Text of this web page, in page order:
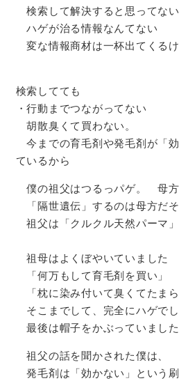
検索して解決すると思ってない
ハゲが治る情報なんてない
変な情報商材は一杯出てくるけ
検索してても
・行動までつながってない
胡散臭くて買わない。
今までの育毛剤や発毛剤が「
ているから
僕の祖父はつるっパゲ。 母方
「隔世遺伝」するのは母方だ
祖父は「クルクル天然パーマ」
祖母はよくぼやいていました
「何万もして育毛剤を買い」
「枕に染み付いて臭くてたま
そこまでして、完全にハゲでし
最後は帽子をかぶっていました
祖父の話を聞かされた僕は、
発毛剤は「効かない」という